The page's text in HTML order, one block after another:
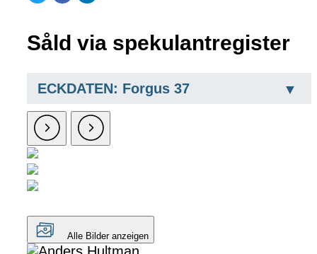
Såld via spekulantregister
ECKDATEN: Forgus 37
Alle Bilder anzeigen